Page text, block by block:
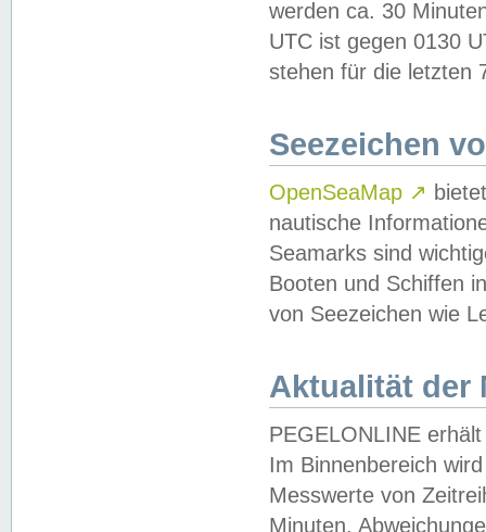
werden ca. 30
UTC ist gegen 0130
stehen für die letzten
Seezeichen
OpenSeaMap ↗
nautische
Seamarks sind
Booten und Schiffen
von Seezeichen wie
Aktualität der
PEGELONLINE
Im Binnenbereich
Messwerte von
Minuten.